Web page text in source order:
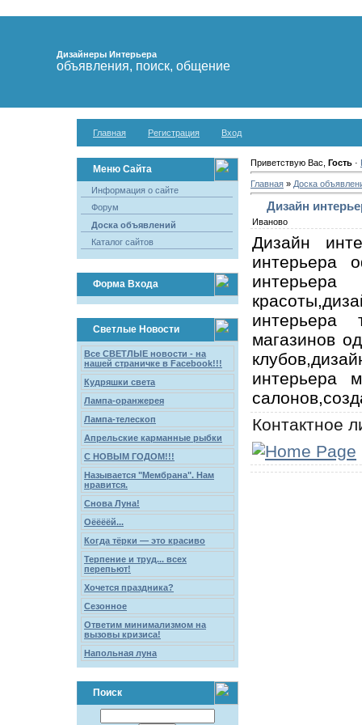
Дизайнеры Интерьера
объявления, поиск, общение
Главная Регистрация Вход
Меню Сайта
Информация о сайте
Форум
Доска объявлений
Каталог сайтов
Форма Входа
Светлые Новости
Все СВЕТЛЫЕ новости - на
нашей страничке в Facebook!!!
Кудряшки света
Лампа-оранжерея
Лампа-телескоп
Апрельские карманные рыбки
С НОВЫМ ГОДОМ!!!
Называется "Мембрана". Нам
нравится.
Снова Луна!
Оёёёёй...
Когда тёрки — это красиво
Терпение и труд... всех
перепьют!
Хочется праздника?
Сезонное
Ответим минимализмом на
вызовы кризиса!
Напольная луна
Поиск
Приветствую Вас, Гость·
Главная» Доска
Дизайн
Иваново
Дизайн
интерьера
интерьера
интерьера
магазинов
интерьера
Контактное